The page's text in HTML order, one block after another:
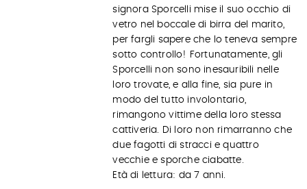
signora Sporcelli mise il suo occhio di
vetro nel boccale di birra del marito,
per fargli sapere che lo teneva sempre
sotto controllo! Fortunatamente, gli
Sporcelli non sono inesauribili nelle
loro trovate, e alla fine, sia pure in
modo del tutto involontario,
rimangono vittime della loro stessa
cattiveria. Di loro non rimarranno che
due fagotti di stracci e quattro
vecchie e sporche ciabatte.
Età di lettura: da 7 anni.